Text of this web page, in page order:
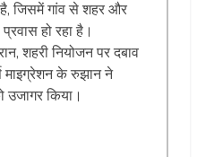
है, जिसमें गांव से शहर और
हो रहा है।
शहरी नियोजन पर दबाव
माइग्रेशन के रुझान ने
उजागर किया।